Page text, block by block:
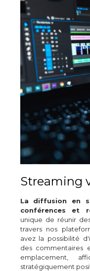
Streaming
La diffusion en
conférences et
unique de réunir
travers nos
avez la possibilité
des commentaires
emplacement,
stratégiquement